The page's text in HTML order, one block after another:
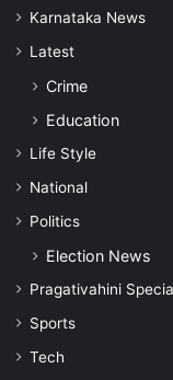
Karnataka News
Latest
Crime
Education
Life Style
National
Politics
Election News
Pragativahini
Sports
Tech